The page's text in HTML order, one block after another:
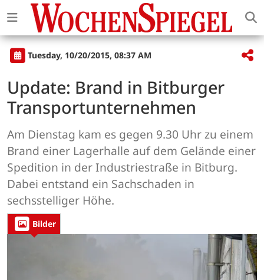
Tuesday, 10/20/2015, 08:37 AM
Update: Brand in Bitburger
Transportunternehmen
Am Dienstag kam es gegen 9.30 Uhr zu einem
Brand einer Lagerhalle auf dem Gelände einer
Spedition in der Industriestraße in Bitburg.
Dabei entstand ein Sachschaden in
sechsstelliger Höhe.
Bilder